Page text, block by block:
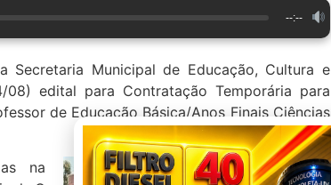
--:--
Secretaria Municipal de Educação, Cultura e
edital para Contratação Temporária para
de Educação Básica/Anos Finais Ciências
na